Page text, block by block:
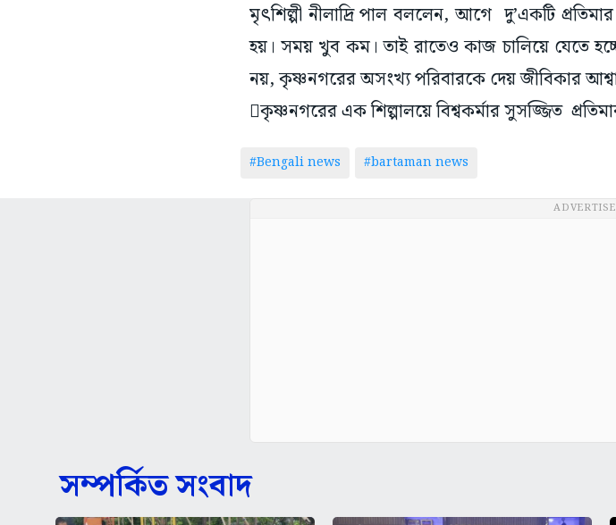
মৃৎশিল্পী নীলাদ্রি পাল বললেন, আগে দু’একটি
হয়। সময় খুব কম। তাই রাতেও কাজ চালিয়ে যেতে
নয়, কৃষ্ণনগরের অসংখ্য পরিবারকে দেয় জীবিকার
কৃষ্ণনগরের এক শিল্পালয়ে বিশ্বকর্মার সুসজ্জিত
#Bengali news #bartaman news
সম্পর্কিত সংবাদ